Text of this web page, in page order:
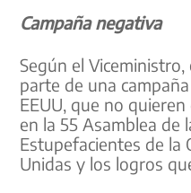
Campaña negativa
Según el
parte de una
EEUU, que no
en la 55 Asamblea de
Estupefacientes de la
Unidas y los logros